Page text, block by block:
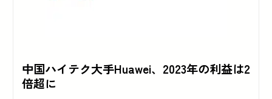
中国ハイテク大手Huawei、2023年の利益は2
倍超に